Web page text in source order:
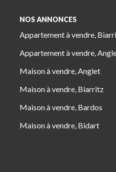
NOS ANNONCES
Appartement à vendre,
Appartement à vendre,
Maison à vendre, Anglet
Maison à vendre, Biarritz
Maison à vendre, Bardos
Maison à vendre, Bidart